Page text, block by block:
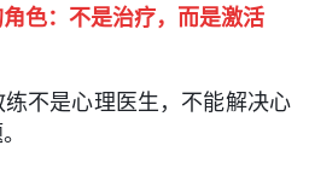
色： 不是治疗，而是激活
不是心理医生，不能解决心